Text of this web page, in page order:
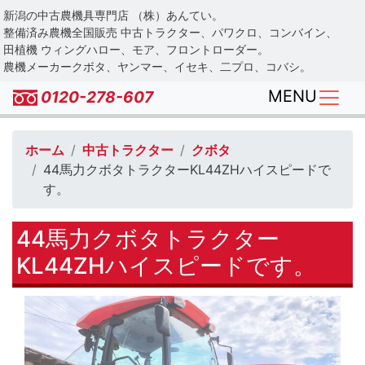
Skip
to
main
content
新潟の中古農機具専門店 （株）あんてい。
整備済み農機全国販売 中古トラクター、パワクロ、コンバイン、
田植機 ウィングハロー、モア、フロントローダー。
農機メーカークボタ、ヤンマー、イセキ、二プロ、コバシ。
0120-278-607 MENU
ホーム 中古トラクター
クボタ
44馬力クボタトラクターKL44ZHハイスピードで
す。
44馬力クボタトラクター
KL44ZHハイスピードです。